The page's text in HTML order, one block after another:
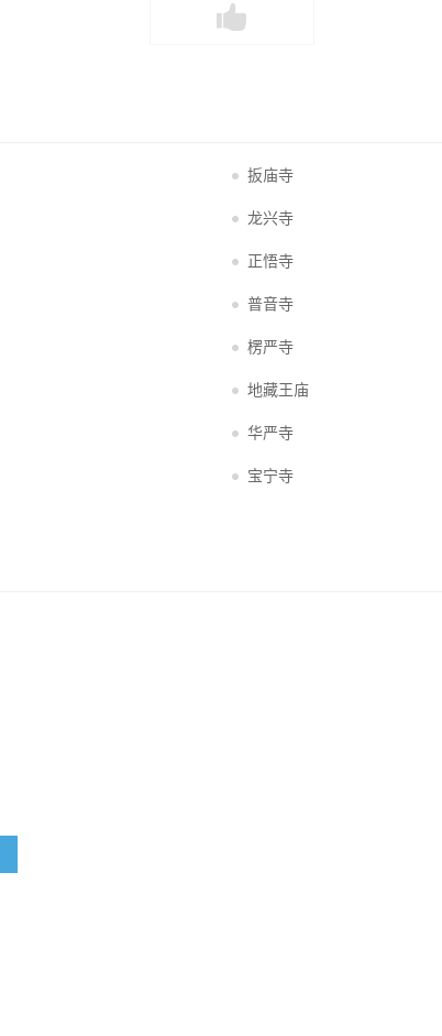
扳庙寺
龙兴寺
正悟寺
普音寺
楞严寺
地藏王庙
华严寺
宝宁寺